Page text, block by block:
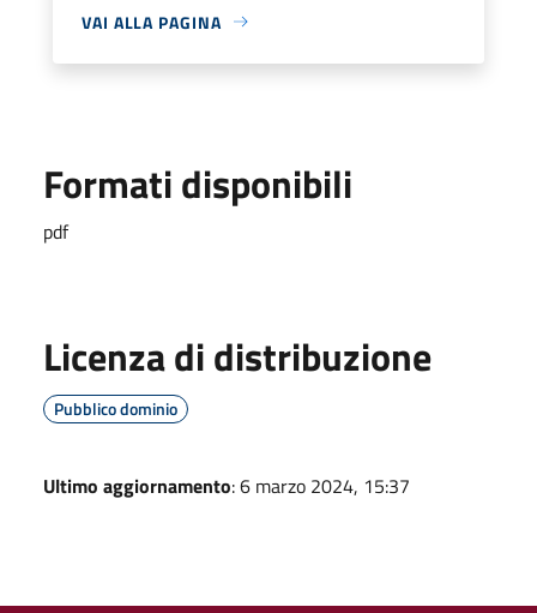
VAI ALLA PAGINA
Formati disponibili
pdf
Licenza di distribuzione
Pubblico dominio
Ultimo aggiornamento: 6 marzo 2024, 15:37